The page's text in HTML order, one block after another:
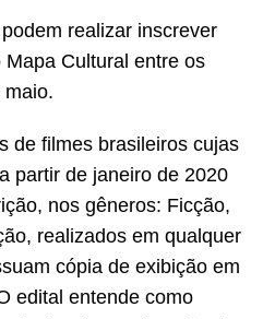
realizar inscrever
Cultural entre os
maio.
de filmes brasileiros cujas
partir de janeiro de 2020
nos gêneros: Ficção,
realizados em qualquer
cópia de exibição em
edital entende como